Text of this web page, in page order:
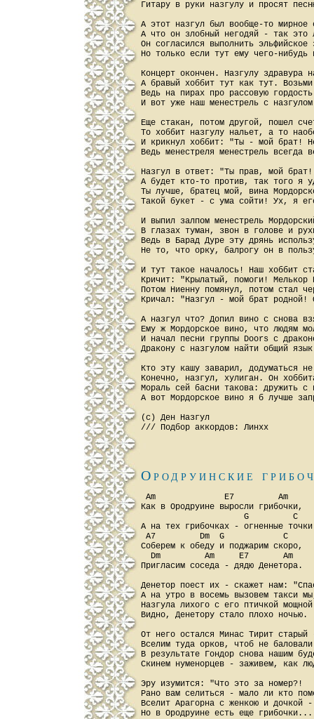
Гитару в руки назгулу и просят
А этот назгул был вообще-то мирное
А что он злобный негодяй - так это
Он согласился выполнить эльфийское
Но только если тут ему чего-нибудь
Концерт окончен. Назгулу здравура
А бравый хоббит тут как тут.
Ведь на пирах про рассовую
И вот уже наш менестрель с
Еще стакан, потом другой, пошел
То хоббит назгулу нальет, а то
И крикнул хоббит: "Ты - мой брат!
Ведь менестреля менестрель всегда
Назгул в ответ: "Ты прав, мой
А будет кто-то против, так того я
Ты лучше, братец мой, вина
Такой букет - с ума сойти! Ух, я
И выпил залпом менестрель
В глазах туман, звон в голове и
Ведь в Барад Дуре эту дрянь
Не то, что орку, балрогу он в
И тут такое началось! Наш хоббит
Кричит: "Крылатый, помоги! Мелькор
Потом Ниенну помянул, потом стал
Кричал: "Назгул - мой брат родной!
А назгул что? Допил вино с снова
Ему ж Мордорское вино, что людям
И начал песни группы Doors с
Дракону с назгулом найти общий
Кто эту кашу заварил, додуматься
Конечно, назгул, хулиган. Он
Мораль сей басни такова: дружить с
А вот Мордорское вино я б лучше
(с) Ден Назгул
Ородруинские
Am              E7         Am
Как в Ородруине выросли грибочки,
                     G         C
А на тех грибочках - огненные
A7         Dm  G            C
Соберем к обеду и поджарим скоро,
  Dm         Am     E7       Am
Пригласим соседа - дядю Денетора.
Денетор поест их - скажет нам:
А на утро в восемь вызовем такси
Назгула лихого с его птичкой
Видно, Денетору стало плохо ночью.
От него остался Минас Тирит старый
Вселим туда орков, чтоб не
В результате Гондор снова нашим
Скинем нуменорцев - заживем, как
Эру изумится: "Что это за номер?!
Рано вам селиться - мало ли кто
Вселит Арагорна с женкою и дочкой -
Но в Ородруине есть еще грибочки...